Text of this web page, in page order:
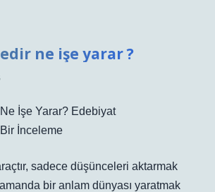
ne işe yarar ?
İşe Yarar? Edebiyat
İnceleme
sadece düşünceleri aktarmak
bir anlam dünyası yaratmak